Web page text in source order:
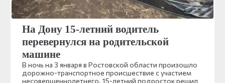
На Дону 15-летний водитель
перевернулся на родительской
машине
В ночь на 3 января в Ростовской области произошло
дорожно-транспортное происшествие с участием
несовершеннолетнего. 15-летний подросток решил